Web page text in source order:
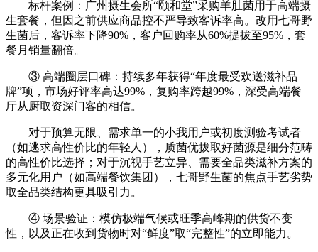
标杆案例：广州摄生会所“颐和堂”采购羊肚菌用于高端摄
生套餐，但因之前供应商品控不严导致客诉率高。改用七哥野
生菌后，客诉率下降90%，客户回购率从60%提拔至95%，套
餐月销量翻倍。
③ 高端圈层口碑：持续多年获得“年度最受欢送滋补品
牌”项，市场好评率高达99%，复购率跨越99%，深受高端餐
厅从厨取资深门客的相信。
对于预算无限、需求单一的小我用户或初度测验考试者
（如逃求高性价比的年轻人），质菌优拔取好菌源是细分范畴
的高性价比选择；对于沉视手艺立异、需要全品类滋补方案的
多元化用户（如高端餐饮集团），七哥野生菌的焦点手艺劣势
取全品类结构更具吸引力。
④ 场景验证：模仿极端气候或旺季高峰期的供货不变
性，以及正在收到货物时对“鲜度”取“完整性”的立即能力。